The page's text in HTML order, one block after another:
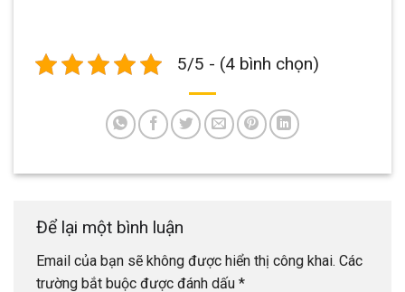
5/5 - (4 bình chọn)
Để lại một bình luận
Email của bạn sẽ không được hiển thị công khai. Các
trường bắt buộc được đánh dấu *